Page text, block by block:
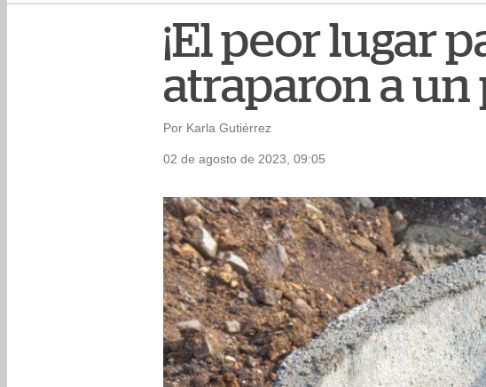
¡El peor lugar
atraparon a un
Por Karla Gutiérrez
02 de agosto de 2023, 09:05